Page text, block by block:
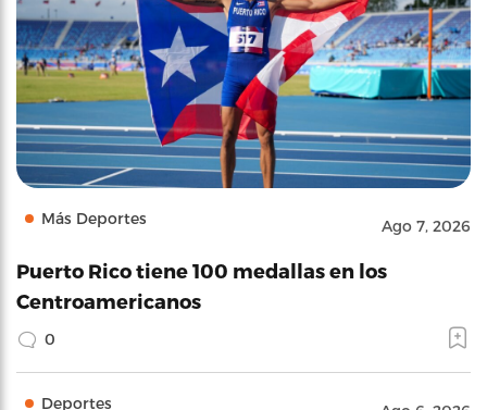
Más Deportes Ago 7, 2026
Puerto Rico tiene 100 medallas en los
Centroamericanos
0
Deportes